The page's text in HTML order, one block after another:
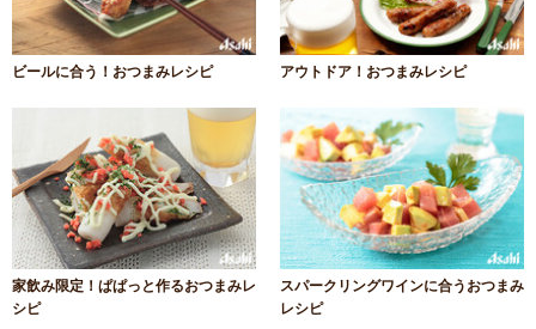
ビールに合う！おつまみレシピ アウトドア！おつまみレシピ
家飲み限定！ぱぱっと作るおつまみレ
シピ
スパークリングワインに合うおつまみ
レシピ